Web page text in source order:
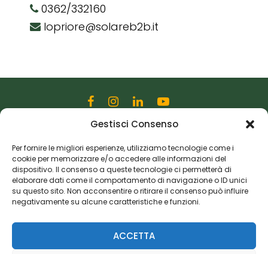
Gestisci Consenso
Per fornire le migliori esperienze, utilizziamo tecnologie come i
cookie per memorizzare e/o accedere alle informazioni del
dispositivo. Il consenso a queste tecnologie ci permetterà di
elaborare dati come il comportamento di navigazione o ID unici
su questo sito. Non acconsentire o ritirare il consenso può influire
negativamente su alcune caratteristiche e funzioni.
ACCETTA
0362/332160
lopriore@solareb2b.it
Via Martiri della Libertà, 28
20833 Giussano (MB)
P.I. 06982770965
Privacy Policy